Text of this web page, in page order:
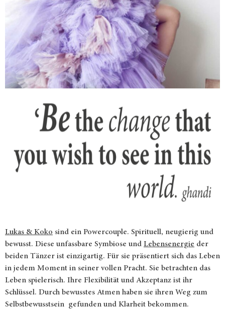
Lukas & Koko sind ein Powercouple. Spirituell, neugierig und
bewusst. Diese unfassbare Symbiose und Lebensenergie der
beiden Tänzer ist einzigartig. Für sie präsentiert sich das Leben
in jedem Moment in seiner vollen Pracht. Sie betrachten das
Leben spielerisch. Ihre Flexibilität und Akzeptanz ist ihr
Schlüssel. Durch bewusstes Atmen haben sie ihren Weg zum
Selbstbewusstsein gefunden und Klarheit bekommen.